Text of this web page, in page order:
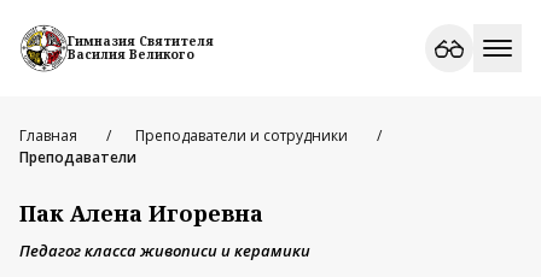
Гимназия Святителя
Василия Великого
Главная
Преподаватели и сотрудники
Преподаватели
Пак Алена Игоревна
Педагог класса живописи и керамики